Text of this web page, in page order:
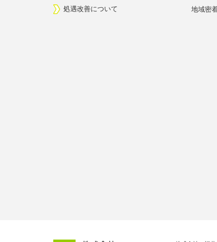
処遇改善について
地域密